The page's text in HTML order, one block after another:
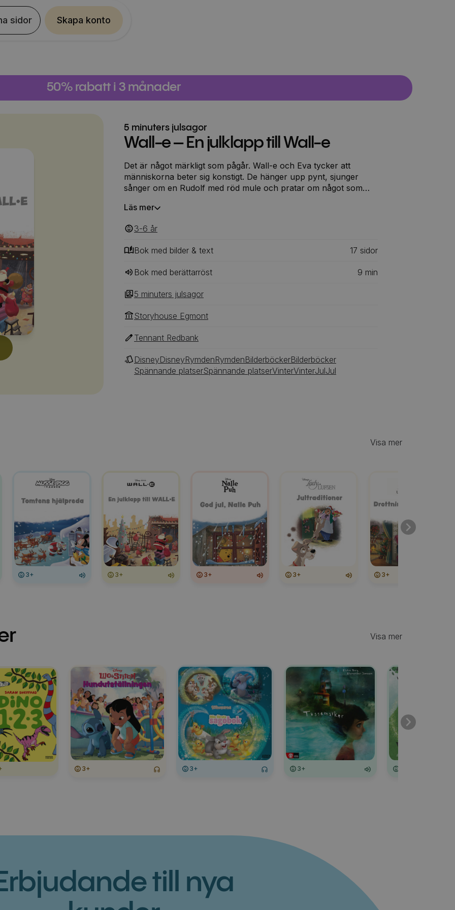
sidor Skapa konto
50% rabatt i 3 månader
5 minuters julsagor
Wall-e – En julklapp till Wall-e
Det är något märkligt som pågår. Wall-e och Eva tycker att
människorna beter sig konstigt. De hänger upp pynt, sjunger
sånger om en Rudolf med röd mule och pratar om något som
vad julen innebär.
Läs mer
3-6 ‎‎ år
Bok med bilder & text 17 ‎‎ sidor
Bok med berättarröst 9 min
5 minuters julsagor
Storyhouse Egmont
Tennant Redbank
DisneyDisneyRymdenRymdenBilderböckerBilderböcker
Spännande platserSpännande platserVinterVinterJulJul
Visa mer
3+ 3+ 3+ 3+ 3+
Visa mer
3+ 3+ 3+
till nya